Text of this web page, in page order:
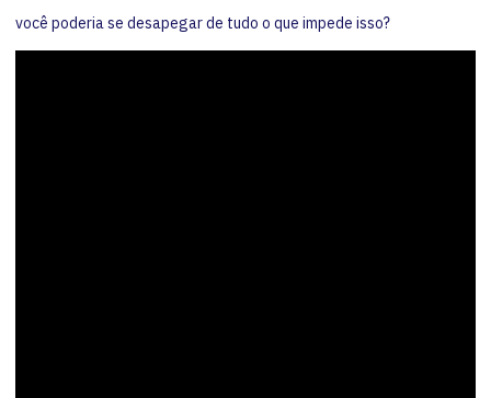
você poderia se desapegar de tudo o que impede isso?